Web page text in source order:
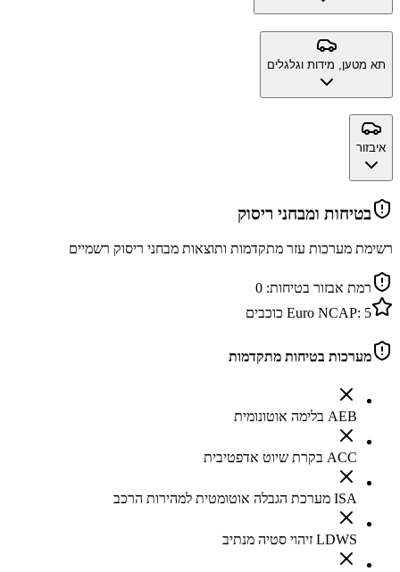
תא מטען, מידות וגלגלים
איבזור
בטיחות ומבחני ריסוק
רשימת מערכות עזר מתקדמות ותוצאות מבחני ריסוק רשמיים
רמת אבזור בטיחות: 0
Euro NCAP: 5 כוכבים
מערכות בטיחות מתקדמות
AEB בלימה אוטונומית
ACC בקרת שיוט אדפטיבית
ISA מערכת הגבלה אוטומטית למהירות הרכב
LDWS זיהוי סטיה מנתיב